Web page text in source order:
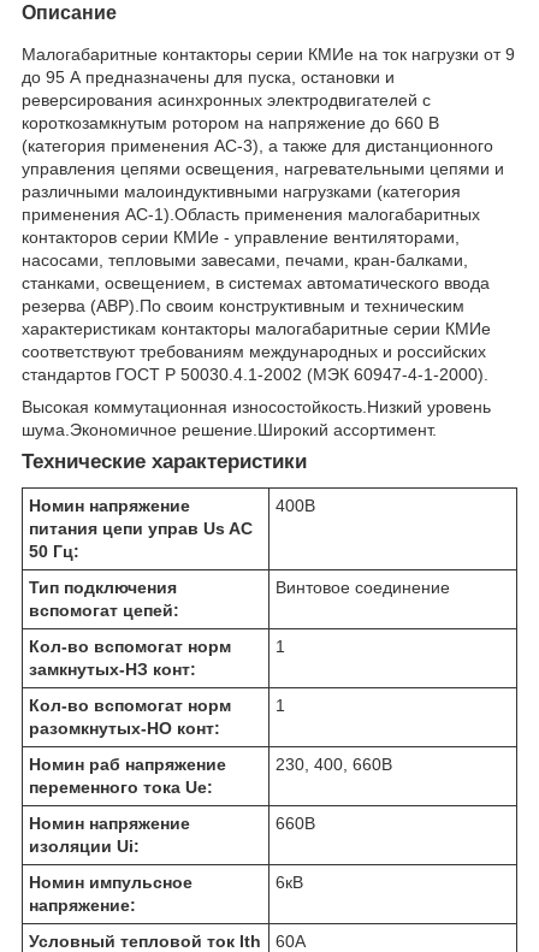
Описание
Малогабаритные контакторы серии КМИе на ток нагрузки от 9
до 95 А предназначены для пуска, остановки и
реверсирования асинхронных электродвигателей с
короткозамкнутым ротором на напряжение до 660 В
(категория применения АС-3), а также для дистанционного
управления цепями освещения, нагревательными цепями и
различными малоиндуктивными нагрузками (категория
применения АС-1).Область применения малогабаритных
контакторов серии КМИе - управление вентиляторами,
насосами, тепловыми завесами, печами, кран-балками,
станками, освещением, в системах автоматического ввода
резерва (АВР).По своим конструктивным и техническим
характеристикам контакторы малогабаритные серии КМИе
соответствуют требованиям международных и российских
стандартов ГОСТ Р 50030.4.1-2002 (МЭК 60947-4-1-2000).
Высокая коммутационная износостойкость.Низкий уровень
шума.Экономичное решение.Широкий ассортимент.
Технические характеристики
Номин напряжение
питания цепи управ Us AC
50 Гц:
400В
Тип подключения
вспомогат цепей:
Винтовое соединение
Кол-во вспомогат норм
замкнутых-НЗ конт:
1
Кол-во вспомогат норм
разомкнутых-НО конт:
1
Номин раб напряжение
переменного тока Ue:
230, 400, 660В
Номин напряжение
изоляции Ui:
660В
Номин импульсное
напряжение:
6кВ
Условный тепловой ток Ith
60А